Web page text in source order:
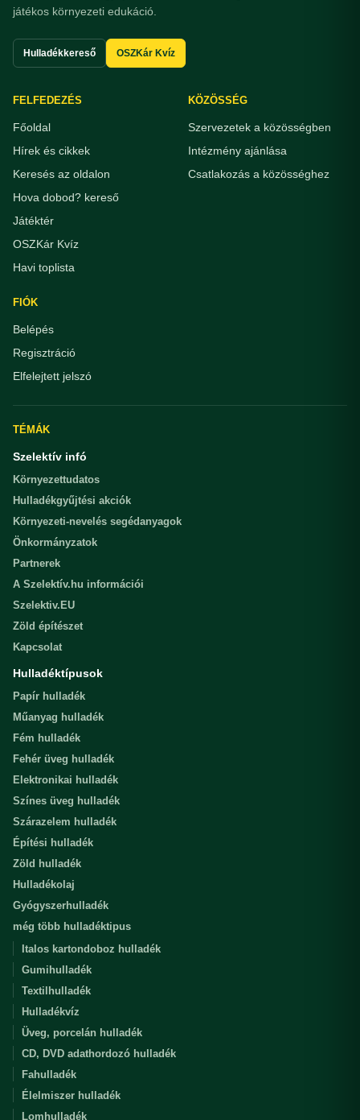
játékos környezeti edukáció.
Hulladékkereső OSZKár Kvíz
FELFEDEZÉS
Főoldal
Hírek és cikkek
Keresés az oldalon
Hova dobod? kereső
Játéktér
OSZKár Kvíz
Havi toplista
KÖZÖSSÉG
Szervezetek a közösségben
Intézmény ajánlása
Csatlakozás a közösséghez
FIÓK
Belépés
Regisztráció
Elfelejtett jelszó
TÉMÁK
Szelektív infó
Környezettudatos
Hulladékgyűjtési akciók
Környezeti-nevelés segédanyagok
Önkormányzatok
Partnerek
A Szelektív.hu információi
Szelektiv.EU
Zöld építészet
Kapcsolat
Hulladéktípusok
Papír hulladék
Műanyag hulladék
Fém hulladék
Fehér üveg hulladék
Elektronikai hulladék
Színes üveg hulladék
Szárazelem hulladék
Építési hulladék
Zöld hulladék
Hulladékolaj
Gyógyszerhulladék
még több hulladéktipus
Italos kartondoboz hulladék
Gumihulladék
Textilhulladék
Hulladékvíz
Üveg, porcelán hulladék
CD, DVD adathordozó hulladék
Fahulladék
Élelmiszer hulladék
Lomhulladék